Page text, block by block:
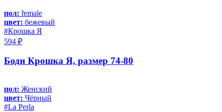
пол: female
цвет: бежевый
#Крошка Я
594 ₽
Боди Крошка Я, размер 74-80
пол: Женский
цвет: Чёрный
#La Perla